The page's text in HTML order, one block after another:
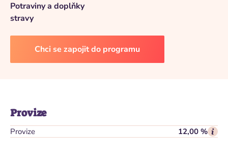
Potraviny a doplňky
stravy
Chci se zapojit do programu
Provize
Provize 12,00 %